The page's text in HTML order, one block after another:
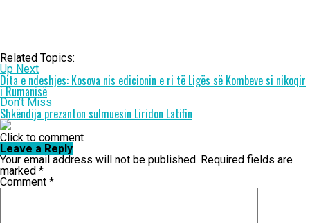
Related Topics:
Up Next
Dita e ndeshjes: Kosova nis edicionin e ri të Ligës së Kombeve si nikoqir
i Rumanisë
Don't Miss
Shkëndija prezanton sulmuesin Liridon Latifin
Click to comment
Leave a Reply
Your email address will not be published. Required fields are
marked *
Comment *